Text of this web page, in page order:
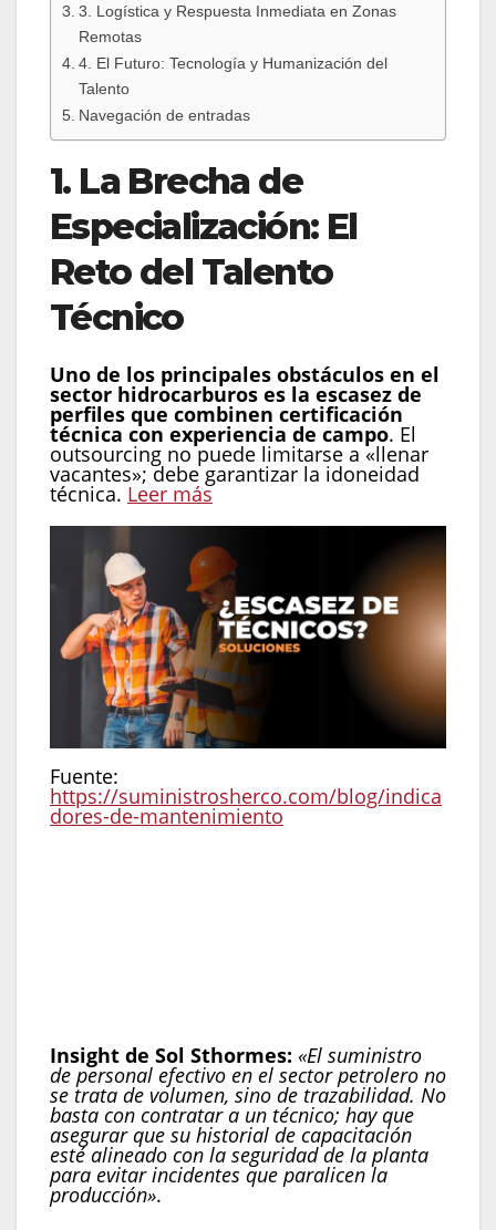
3. Logística y Respuesta Inmediata en Zonas
Remotas
4. El Futuro: Tecnología y Humanización del
Talento
Navegación de entradas
1. La Brecha de
Especialización: El
Reto del Talento
Técnico
Uno de los principales obstáculos en el
sector hidrocarburos es la escasez de
perfiles que combinen certificación
técnica con experiencia de campo. El
outsourcing no puede limitarse a «llenar
vacantes»; debe garantizar la idoneidad
técnica. Leer más
Fuente:
https://suministrosherco.com/blog/indica
dores-de-mantenimiento
Insight de Sol Sthormes: «El suministro
de personal efectivo en el sector petrolero no
se trata de volumen, sino de trazabilidad. No
basta con contratar a un técnico; hay que
asegurar que su historial de capacitación
esté alineado con la seguridad de la planta
para evitar incidentes que paralicen la
producción».